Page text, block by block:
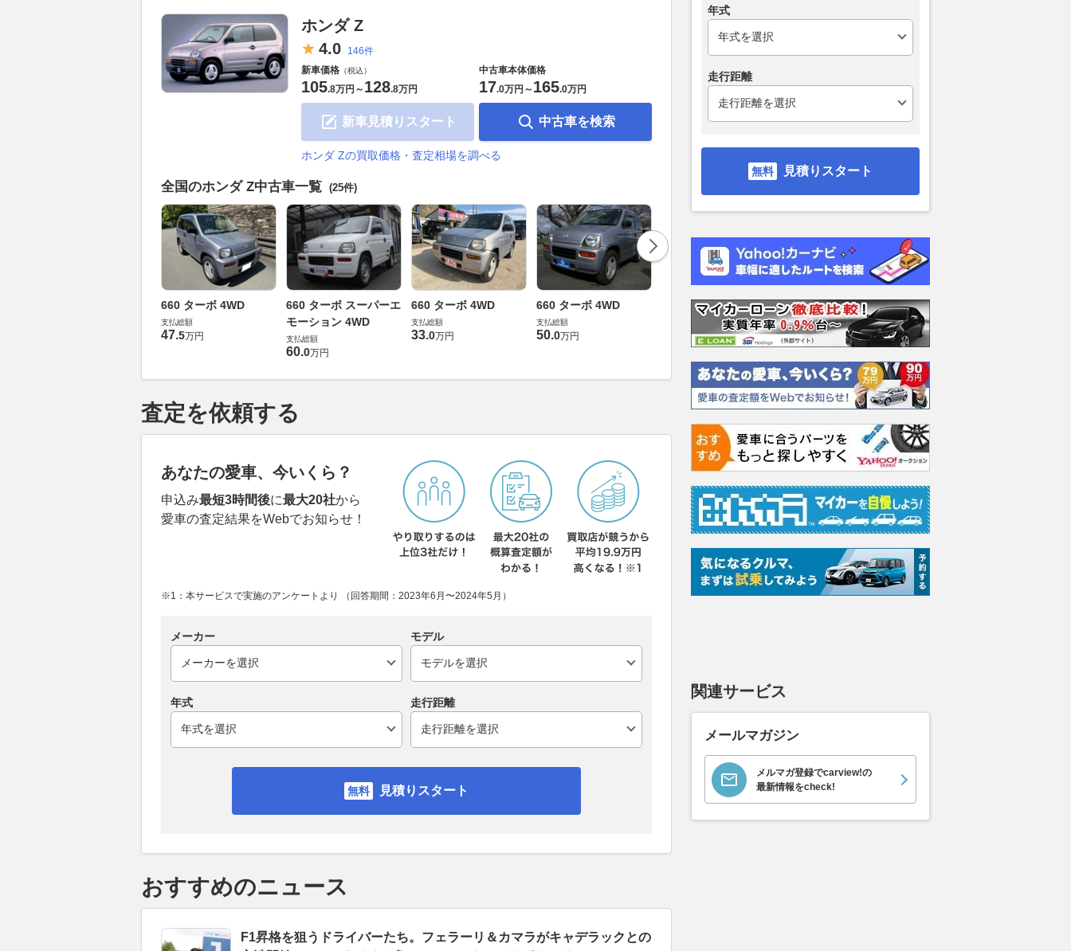
ホンダ Z
4.0
146件
新車価格 （税込）
105.8万円 ～ 128.8万円
新車見積りスタート
中古車本体価格
17.0万円 ～ 165.0万円
中古車を検索
ホンダ Zの買取価格・査定相場を調べる
全国のホンダ Z中古車一覧 (25件)
660 ターボ 4WD
支払総額
47.5万円
660 ターボ スーパーエ
モーション 4WD
支払総額
60.0万円
660 ターボ 4WD
支払総額
33.0万円
660 ターボ 4WD
支払総額
50.0万円
660 スーパーエモーシ
ョン 4WD
支払総額
万円
660 ターボ 4WD
支払総額
59.8万円
660 ターボ 4WD
支払総額
82.0
査定を依頼する
あなたの愛車、今いくら？
申込み最短3時間後に最大20社から
愛車の査定結果をWebでお知らせ！
※1：本サービスで実施のアンケートより （回答期間：2023年6月〜2024年5月）
メーカー モデル
年式 走行距離
見積りスタート
おすすめのニュース
F1昇格を狙うドライバーたち。フェラーリ＆カマラがキャデラックとの
年式
走行距離
見積りスタート
関連サービス
メールマガジン
メルマガ登録でcarview!の
最新情報をcheck!